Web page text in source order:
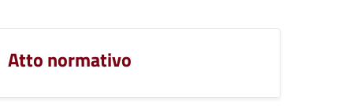
Atto normativo